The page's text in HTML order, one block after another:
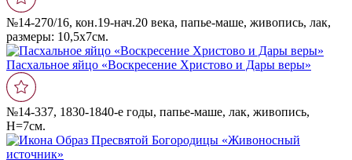
№14-270/16, кон.19-нач.20 века, папье-маше, живопись, лак,
размеры: 10,5х7см.
Пасхальное яйцо «Воскресение Христово и Дары веры»
№14-337, 1830-1840-е годы, папье-маше, лак, живопись,
Н=7см.